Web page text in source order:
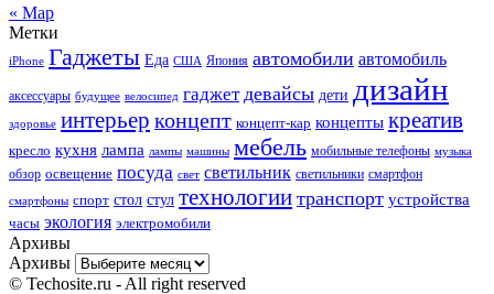
« Мар
Метки
iPhone Гаджеты Еда США Япония автомобили автомобиль
аксессуары будущее велосипед гаджет девайсы дети дизайн
здоровье интерьер концепт концепт-кар концепты креатив
кресло кухня лампа лампы машины мебель мобильные телефоны музыка
обзор освещение посуда свет светильник светильники смартфон
смартфоны спорт стол стул технологии транспорт устройства
часы экология электромобили
Архивы
Архивы
© Techosite.ru - All right reserved